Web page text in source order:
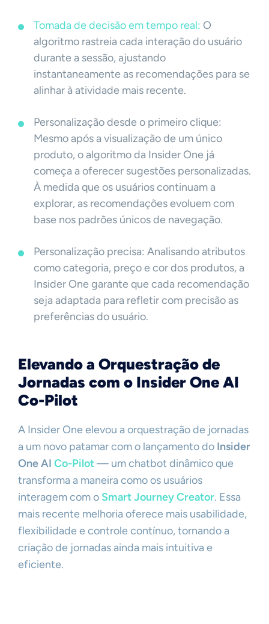
Tomada de decisão em tempo real: O
algoritmo rastreia cada interação do usuário
durante a sessão, ajustando
instantaneamente as recomendações para se
alinhar à atividade mais recente.
Personalização desde o primeiro clique:
Mesmo após a visualização de um único
produto, o algoritmo da Insider One já
começa a oferecer sugestões personalizadas.
À medida que os usuários continuam a
explorar, as recomendações evoluem com
base nos padrões únicos de navegação.
Personalização precisa: Analisando atributos
como categoria, preço e cor dos produtos, a
Insider One garante que cada recomendação
seja adaptada para refletir com precisão as
preferências do usuário.
Elevando a Orquestração de
Jornadas com o Insider One AI
Co-Pilot
A Insider One elevou a orquestração de jornadas
a um novo patamar com o lançamento do Insider
One AI Co-Pilot— um chatbot dinâmico que
transforma a maneira como os usuários
interagem com o Smart Journey Creator. Essa
mais recente melhoria oferece mais usabilidade,
flexibilidade e controle contínuo, tornando a
criação de jornadas ainda mais intuitiva e
eficiente.